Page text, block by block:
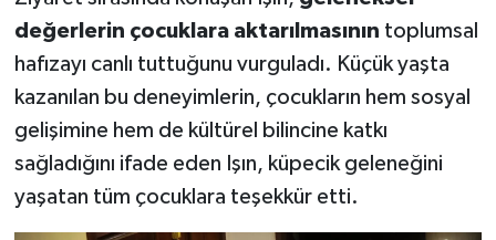
değerlerin çocuklara aktarılmasının toplumsal
hafızayı canlı tuttuğunu vurguladı. Küçük yaşta
kazanılan bu deneyimlerin, çocukların hem sosyal
gelişimine hem de kültürel bilincine katkı
sağladığını ifade eden Işın, küpecik geleneğini
yaşatan tüm çocuklara teşekkür etti.